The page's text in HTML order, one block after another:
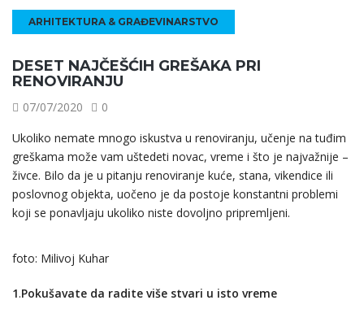
ARHITEKTURA & GRAĐEVINARSTVO
DESET NAJČEŠĆIH GREŠAKA PRI
RENOVIRANJU
07/07/2020
0
Ukoliko nemate mnogo iskustva u renoviranju, učenje na tuđim
greškama može vam uštedeti novac, vreme i što je najvažnije –
živce. Bilo da je u pitanju renoviranje kuće, stana, vikendice ili
poslovnog objekta, uočeno je da postoje konstantni problemi
koji se ponavljaju ukoliko niste dovoljno pripremljeni.
foto: Milivoj Kuhar
1.Pokušavate da radite više stvari u isto vreme